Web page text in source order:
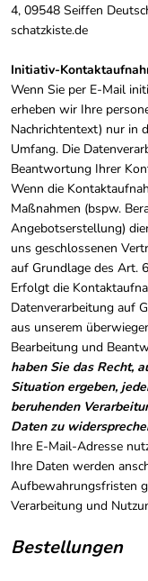
4, 09548 Seiffen
schatzkiste.de
Initiativ-
Wenn Sie per E-Mail
erheben wir Ihre
Nachrichtentext) nur in
Umfang. Die
Beantwortung Ihrer
Wenn die
Maßnahmen (bspw.
Angebotserstellung)
uns geschlossenen
auf Grundlage des Art.
Erfolgt die
Datenverarbeitung auf
aus unserem
Bearbeitung und
haben Sie das Recht,
Situation ergeben,
beruhenden
Daten zu
Ihre E-Mail-Adresse
Ihre Daten werden
Aufbewahrungsfristen
Verarbeitung und
Bestellungen